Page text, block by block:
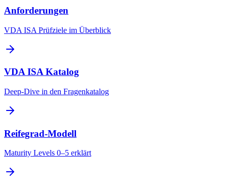
Anforderungen
VDA ISA Prüfziele im Überblick
VDA ISA Katalog
Deep-Dive in den Fragenkatalog
Reifegrad-Modell
Maturity Levels 0–5 erklärt